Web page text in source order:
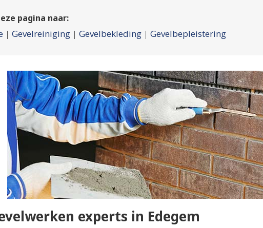
pagina naar:
| Gevelreiniging | Gevelbekleding | Gevelbepleistering
experts in Edegem